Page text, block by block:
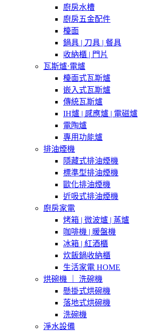
廚房水槽
廚房五金配件
檯面
鍋具 | 刀具 | 餐具
收納櫃 | 門片
瓦斯爐⋅電爐
檯面式瓦斯爐
嵌入式瓦斯爐
傳統瓦斯爐
IH爐 | 感應爐 | 電磁爐
電陶爐
專用功能爐
排油煙機
隱藏式排油煙機
標準型排油煙機
歐化排油煙機
近吸式排油煙機
廚房家電
烤箱 | 微波爐 | 蒸爐
咖啡機 | 暖盤機
冰箱 | 紅酒櫃
炊飯鍋收納櫃
生活家電 HOME
烘碗機 ｜ 洗碗機
懸掛式烘碗機
落地式烘碗機
洗碗機
淨水設備